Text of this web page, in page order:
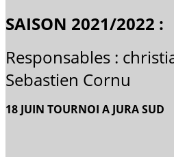
SAISON 2021/2022 :
Responsables :
Sebastien Cornu
18 JUIN TOURNOI A JURA SUD